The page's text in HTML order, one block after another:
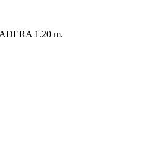
1.20 m.